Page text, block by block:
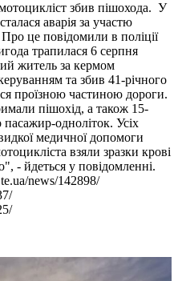
збив пішохода. У
аварія за участю
це повідомили в поліції
трапилася 6 серпня
житель за кермом
та збив 41-річного
проїзною частиною дороги.
пішохід, а також 15-
одноліток. Усіх
медичної допомоги
взяли зразки крові
- йдеться у повідомленні.
news/142898/